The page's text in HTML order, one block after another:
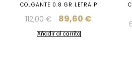
COLGANTE 0.8 GR LETRA P
112,00€ 89,60 €
Añadir al carrito